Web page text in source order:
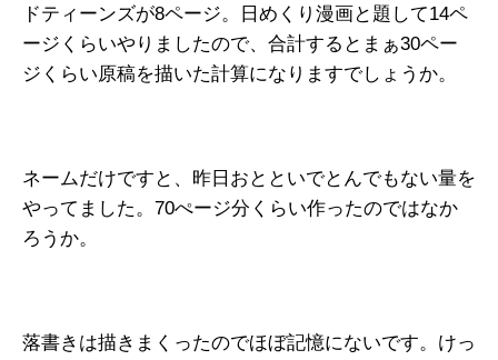
ドティーンズが8ページ。日めくり漫画と題して14ペ
ージくらいやりましたので、合計するとまぁ30ペー
ジくらい原稿を描いた計算になりますでしょうか。
ネームだけですと、昨日おとといでとんでもない量を
やってました。70ぺージ分くらい作ったのではなか
ろうか。
落書きは描きまくったのでほぼ記憶にないです。けっ